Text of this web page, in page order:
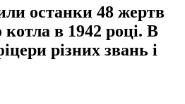
останки 48 жертв
котла в 1942 році. В
різних звань і